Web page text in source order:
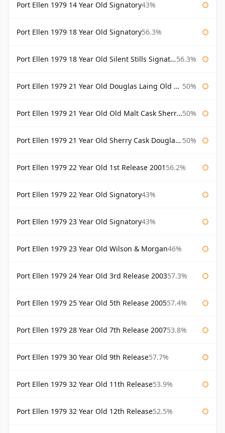
Port Ellen 1979 14 Year Old Signatory43%
Port Ellen 1979 18 Year Old Signatory56.3%
Port Ellen 1979 18 Year Old Silent Stills Signatory 56.3%
Port Ellen 1979 21 Year Old Douglas Laing Old Malt Cask 50%
Port Ellen 1979 21 Year Old Old Malt Cask Sherry Cask Douglas Laing 50%
Port Ellen 1979 21 Year Old Sherry Cask Douglas Laing Old Malt Cask 50%
Port Ellen 1979 22 Year Old 1st Release 2001 56.2%
Port Ellen 1979 22 Year Old Signatory43%
Port Ellen 1979 23 Year Old Signatory43%
Port Ellen 1979 23 Year Old Wilson & Morgan46%
Port Ellen 1979 24 Year Old 3rd Release 200357.3%
Port Ellen 1979 25 Year Old 5th Release 200557.4%
Port Ellen 1979 28 Year Old 7th Release 200753.8%
Port Ellen 1979 30 Year Old 9th Release57.7%
Port Ellen 1979 32 Year Old 11th Release53.9%
Port Ellen 1979 32 Year Old 12th Release52.5%